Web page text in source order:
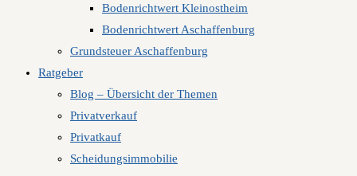
Bodenrichtwert Kleinostheim
Bodenrichtwert Aschaffenburg
Grundsteuer Aschaffenburg
Ratgeber
Blog – Übersicht der Themen
Privatverkauf
Privatkauf
Scheidungsimmobilie